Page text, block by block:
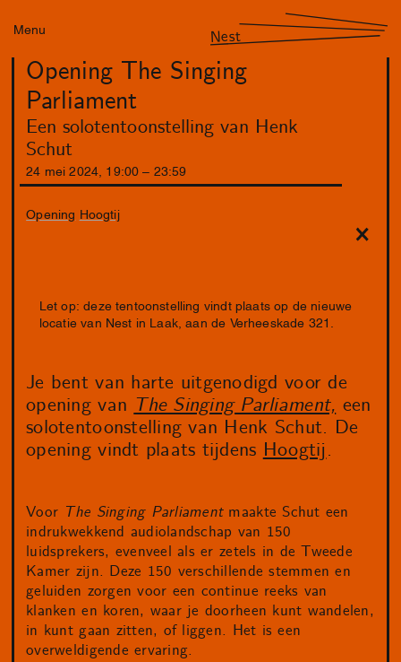
Menu Nest
Opening The Singing
Parliament
Een solotentoonstelling van Henk
Schut
24 mei 2024 19:00 23 :59
Opening Hoogtij
Let op: deze tentoonstelling vindt plaats op de nieuwe
locatie van Nest in Laak, aan de Verheeskade 321.
Je bent van harte uitgenodigd voor de
opening van The Singing Parliament, een
solotentoonstelling van Henk Schut. De
opening vindt plaats tijdens Hoogtij.
Voor The Singing Parliamentmaakte Schut een
indrukwekkend audiolandschap van 150
luidsprekers, evenveel als er zetels in de Tweede
Kamer zijn. Deze 150 verschillende stemmen en
geluiden zorgen voor een continue reeks van
klanken en koren, waar je doorheen kunt wandelen,
in kunt gaan zitten, of liggen. Het is een
overweldigende ervaring.